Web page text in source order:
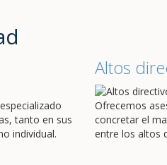
tanto en sus
individual.
Altos
Ofrecemos
concretar el
entre los altos